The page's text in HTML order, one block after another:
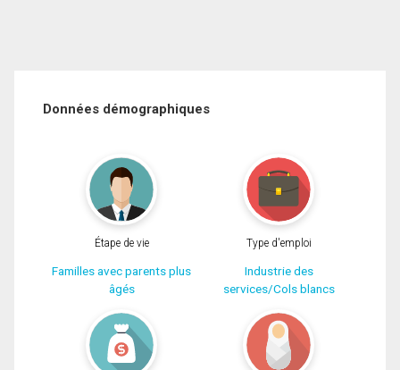
Données démographiques
Étape de vie
Familles avec parents plus
âgés
Type d'emploi
Industrie des
services/Cols blancs